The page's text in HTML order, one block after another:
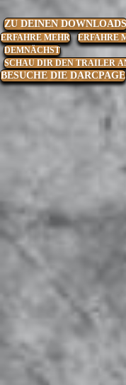
ZU DEINEN DOWNLOADS
ERFAHRE MEHR
ERFAHRE
DEMNÄCHST
SCHAU DIR DEN TRAILER
BESUCHE DIE DARCPAGE